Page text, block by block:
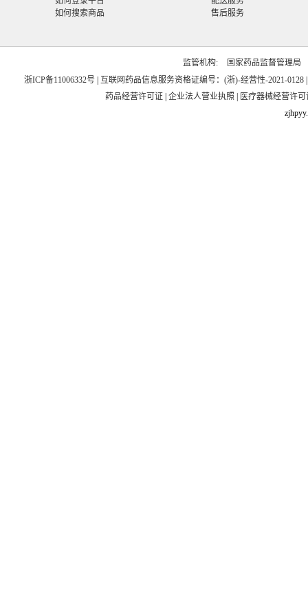
如何搜索商品
售后服务
监管机构:
国家药品监督管理局
浙ICP备11006332号
互联网药品信息服务资格证编号：(浙)-经营性-2021-0128
药品经营许可证
企业法人营业执照
医疗器械经营许可